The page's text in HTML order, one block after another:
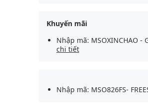
Khuyến mãi
Nhập mã: MSOXINCHAO -
chi tiết
Nhập mã: MSO826FS-